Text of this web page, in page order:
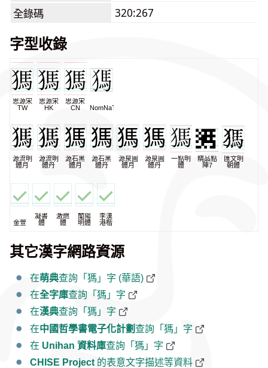
全錄碼
320:267
字型收錄
思源宋
TW
思源宋
HK
思源宋
CN
NomNaTong
源流明
體月
源流明
體丹
源石黑
體月
源石黑
體丹
源泉圓
體月
源泉圓
體丹
一點明
體
精品點
陣7
匯文明
朝體
金萱
凝書
體
激燃
體
蘭陽
明體
李漢
港楷
其它漢字網路資源
在萌典查詢「獁」字 (華語)
在全字庫查詢「獁」字
在漢典查詢「獁」字
在中國哲學書電子化計劃查詢「獁」字
在 Unihan 資料庫查詢「獁」字
CHISE Project 的表意文字描述等資料